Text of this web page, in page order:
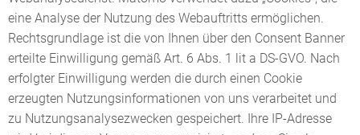
eine Analyse der Nutzung des Webauftritts ermöglichen.
Rechtsgrundlage ist die von Ihnen über den Consent Banner
erteilte Einwilligung gemäß Art. 6 Abs. 1 lit a DS-GVO. Nach
erfolgter Einwilligung werden die durch einen Cookie
erzeugten Nutzungsinformationen von uns verarbeitet und
zu Nutzungsanalysezwecken gespeichert. Ihre IP-Adresse